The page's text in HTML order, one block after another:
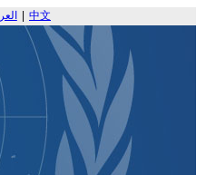
中文